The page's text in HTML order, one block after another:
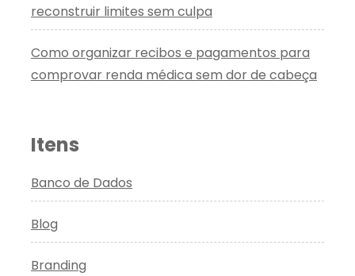
reconstruir limites sem culpa
Como organizar recibos e pagamentos para
comprovar renda médica sem dor de cabeça
Itens
Banco de Dados
Blog
Branding